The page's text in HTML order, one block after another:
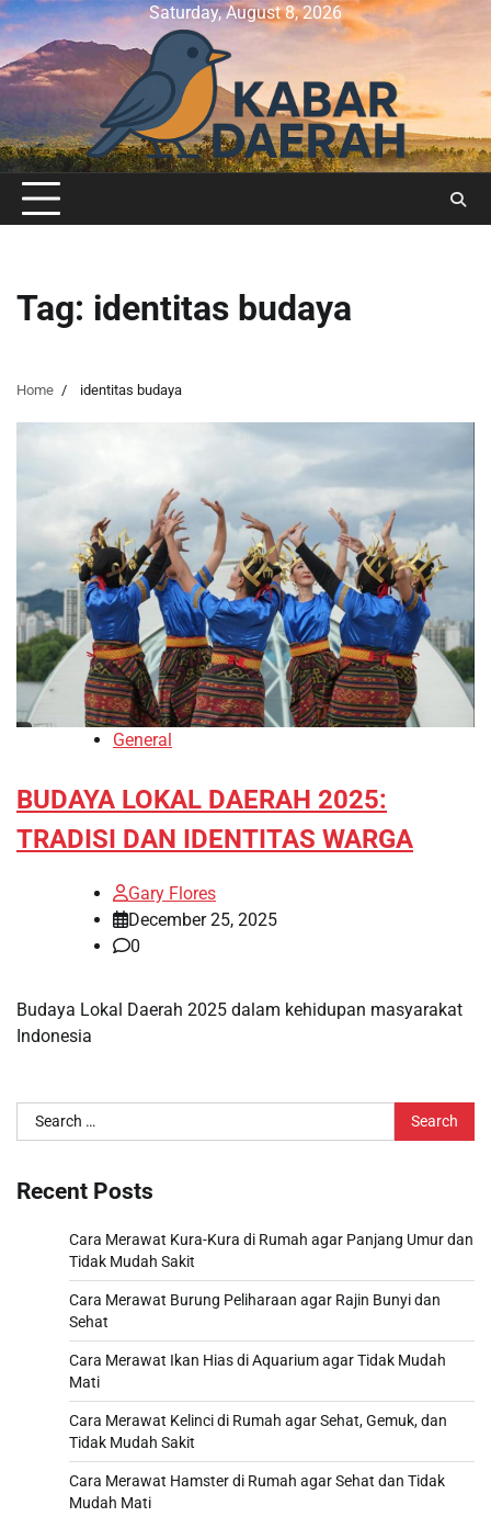
Skip
to
content
Saturday, August 8, 2026
Tag: identitas budaya
Home identitas budaya
General
BUDAYA LOKAL DAERAH 2025:
TRADISI DAN IDENTITAS WARGA
Gary Flores
December 25, 2025
0
Budaya Lokal Daerah 2025 dalam kehidupan masyarakat
Indonesia
Search
for:
Recent Posts
Cara Merawat Kura-Kura di Rumah agar Panjang Umur dan
Tidak Mudah Sakit
Cara Merawat Burung Peliharaan agar Rajin Bunyi dan
Sehat
Cara Merawat Ikan Hias di Aquarium agar Tidak Mudah
Mati
Cara Merawat Kelinci di Rumah agar Sehat, Gemuk, dan
Tidak Mudah Sakit
Cara Merawat Hamster di Rumah agar Sehat dan Tidak
Mudah Mati